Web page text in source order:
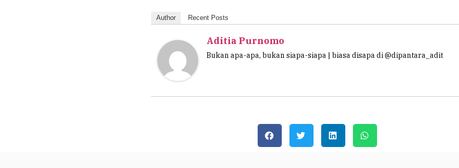
Author Recent Posts
Aditia Purnomo
Bukan apa-apa, bukan siapa-siapa | biasa disapa di @dipantara_adit